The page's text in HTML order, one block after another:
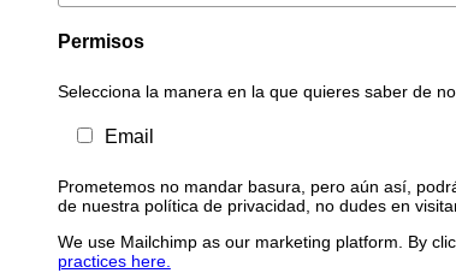
Permisos
Selecciona la manera en la que quieres saber de
Email
Prometemos no mandar basura, pero aún así,
de nuestra política de privacidad, no dudes en
We use Mailchimp as our marketing platform. By
practices here.